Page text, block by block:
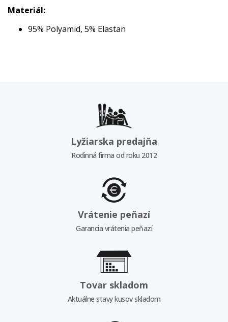
Materiál:
95% Polyamid, 5% Elastan
Lyžiarska predajňa
Rodinná firma od roku 2012
Vrátenie peňazí
Garancia vrátenia peňazí
Tovar skladom
Aktuálne stavy kusov skladom